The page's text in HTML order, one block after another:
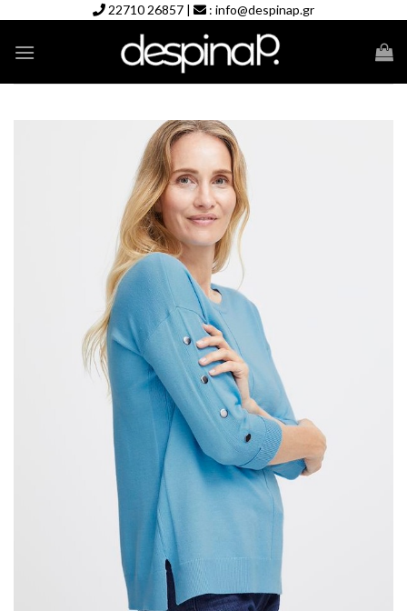
content
22710 26857 | : info@despinap.gr